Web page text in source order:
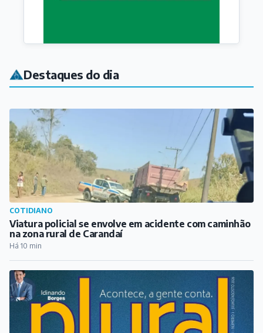
Destaques do dia
COTIDIANO
Viatura policial se envolve em acidente com caminhão
na zona rural de Carandaí
Há 10 min